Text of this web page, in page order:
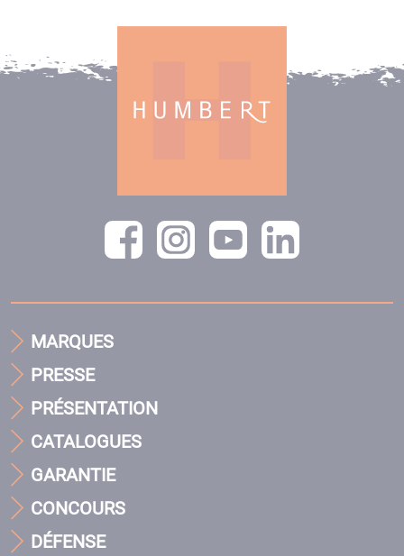
MARQUES
PRESSE
PRÉSENTATION
CATALOGUES
GARANTIE
CONCOURS
DÉFENSE